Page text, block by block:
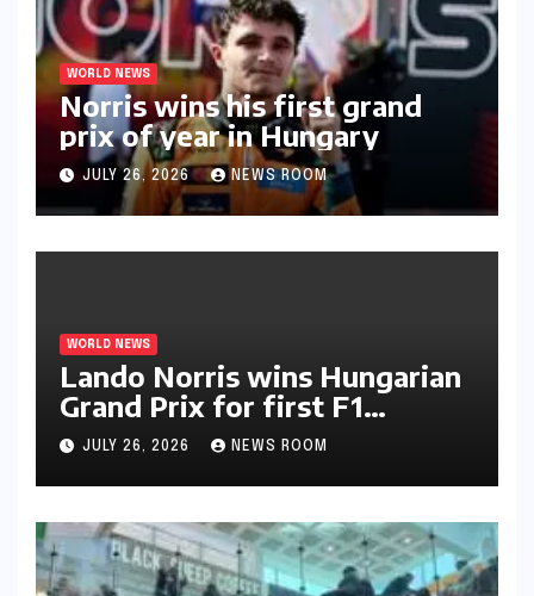
WORLD NEWS
Norris wins his first grand
prix of year in Hungary​​
JULY 26, 2026 NEWS ROOM
WORLD NEWS
Lando Norris wins Hungarian
Grand Prix for first F1
triumph in 2026​​
JULY 26, 2026 NEWS ROOM